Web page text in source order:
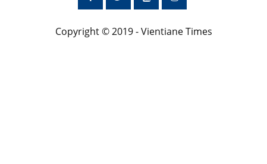
Copyright © 2019 - Vientiane Times